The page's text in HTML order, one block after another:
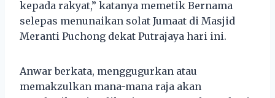
kepada rakyat,” katanya memetik Bernama
selepas menunaikan solat Jumaat di Masjid
Meranti Puchong dekat Putrajaya hari ini.
Anwar berkata, menggugurkan atau
memakzulkan mana-mana raja akan